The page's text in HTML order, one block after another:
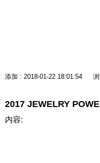
添加 : 2018-01-22 18:01:54
2017 JEWELRY
内容: